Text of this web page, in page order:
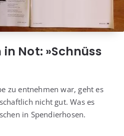
Not: »Schnüss
zu ent­neh­men war, geht es
nicht gut. Was es
in Spendierhosen.